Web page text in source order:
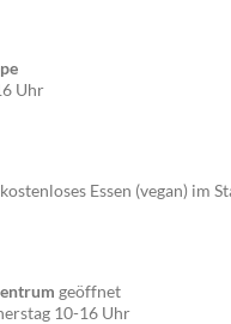
Uhr
Essen (vegan) im
geöffnet
10-16 Uhr